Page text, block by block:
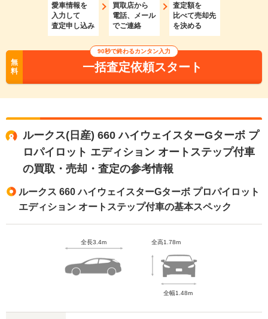
愛車情報を
入力して
査定申し込み
買取店から
電話、メール
でご連絡
査定額を
比べて売却先
を決める
無
料
90秒で終わるカンタン入力
一括査定依頼スタート
ルークス(日産) 660 ハイウェイスターGターボ プ
ロパイロット エディション オートステップ付車
の買取・売却・査定の参考情報
ルークス 660 ハイウェイスターGターボ プロパイロット
エディション オートステップ付車の基本スペック
全長3.4m 全高1.78m
全幅1.48m